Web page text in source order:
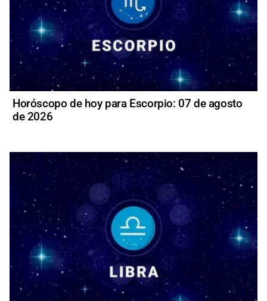
Horóscopo de hoy para Escorpio: 07 de agosto
de 2026